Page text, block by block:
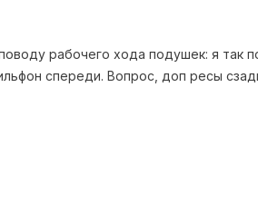
рабочего хода подушек: я так
спереди. Вопрос, доп ресы